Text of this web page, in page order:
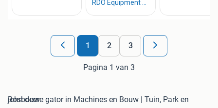
1 2 3
Pagina 1 van 3
john deere gator in Machines en Bouw | Tuin, Park en Bosbouw